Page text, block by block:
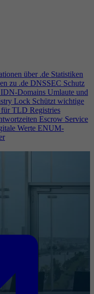
über .de Statistiken
zu .de DNSSEC Schutz
IDN-Domains Umlaute und
Lock Schützt wichtige
TLD Registries
Escrow Service
Werte ENUM-